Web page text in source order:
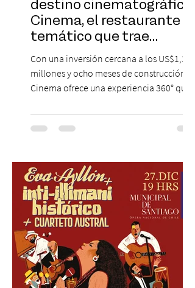
destino cinematográfico:
Cinema, el restaurante
temático que trae
Hollywood a Chile
Con una inversión cercana a los US$1,3
millones y ocho meses de construcción,
Cinema ofrece una experiencia 360° que
cinematográfica y actores en vivo,
recreando algunos de los universos más
una nueva atracción a su oferta
gastronómica y turística con la apertura de
Cinema, un restaurante temático
inspirado en el concepto de un museo de
Hollywood, que promete transportar a sus
visitantes a distintos